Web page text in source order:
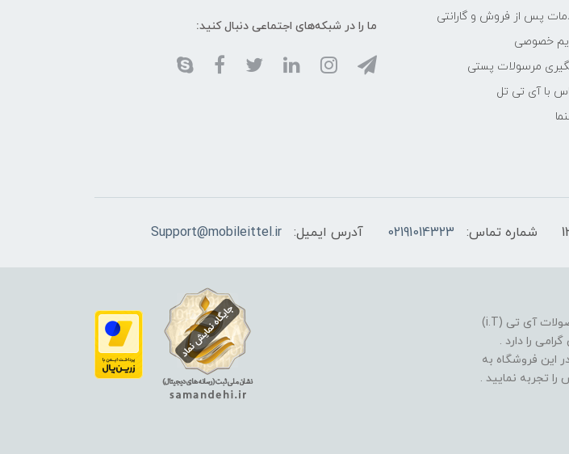
پس از فروش و گارانتی
خصوصی
مرسولات پستی
با آی تی تل
ما را در شبکه‌های اجتماعی دنبال کنید:
شماره تماس: 02191014323 آدرس ایمیل: Support@mobileittel.ir
فروشگاه موبایل آی تی تل از سال 1380 افتخار خدمت گذاری در عرصه تولید و توزیع محصولات آی تی (i.T)
را دارد .
این فروشگاه به
تجربه نمایید .